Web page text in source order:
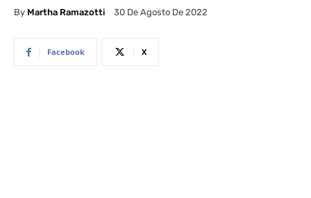
By Martha Ramazotti 30 De Agosto De 2022
Facebook X